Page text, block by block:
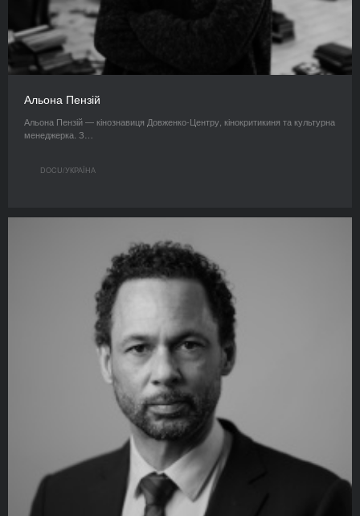
Альона Пензій
Альона Пензій — кінознавиця Довженко-Центру, кінокритикиня та культурна
менеджерка. З…
DOCU/УКРАЇНА